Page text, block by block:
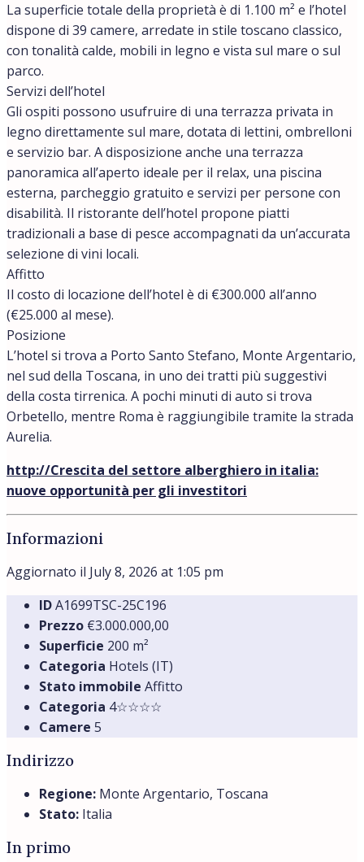
La superficie totale della proprietà è di 1.100 m² e l’hotel
dispone di 39 camere, arredate in stile toscano classico,
con tonalità calde, mobili in legno e vista sul mare o sul
parco.
Servizi dell’hotel
Gli ospiti possono usufruire di una terrazza privata in
legno direttamente sul mare, dotata di lettini, ombrelloni
e servizio bar. A disposizione anche una terrazza
panoramica all’aperto ideale per il relax, una piscina
esterna, parcheggio gratuito e servizi per persone con
disabilità. Il ristorante dell’hotel propone piatti
tradizionali a base di pesce accompagnati da un’accurata
selezione di vini locali.
Affitto
Il costo di locazione dell’hotel è di €300.000 all’anno
(€25.000 al mese).
Posizione
L’hotel si trova a Porto Santo Stefano, Monte Argentario,
nel sud della Toscana, in uno dei tratti più suggestivi
della costa tirrenica. A pochi minuti di auto si trova
Orbetello, mentre Roma è raggiungibile tramite la strada
Aurelia.
http://Crescita del settore alberghiero in italia:
nuove opportunità per gli investitori
Informazioni
Aggiornato il July 8, 2026 at 1:05 pm
IDA1699TSC-25C196
Prezzo €3.000.000,00
Superficie 200 m²
Categoria Hotels (IT)
Stato immobile Affitto
Categoria 4☆☆☆☆
Camere 5
Indirizzo
Regione: Monte Argentario, Toscana
Stato: Italia
In primo